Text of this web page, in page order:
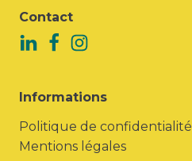
Contact
Informations
Politique de confidentialité
Mentions légales